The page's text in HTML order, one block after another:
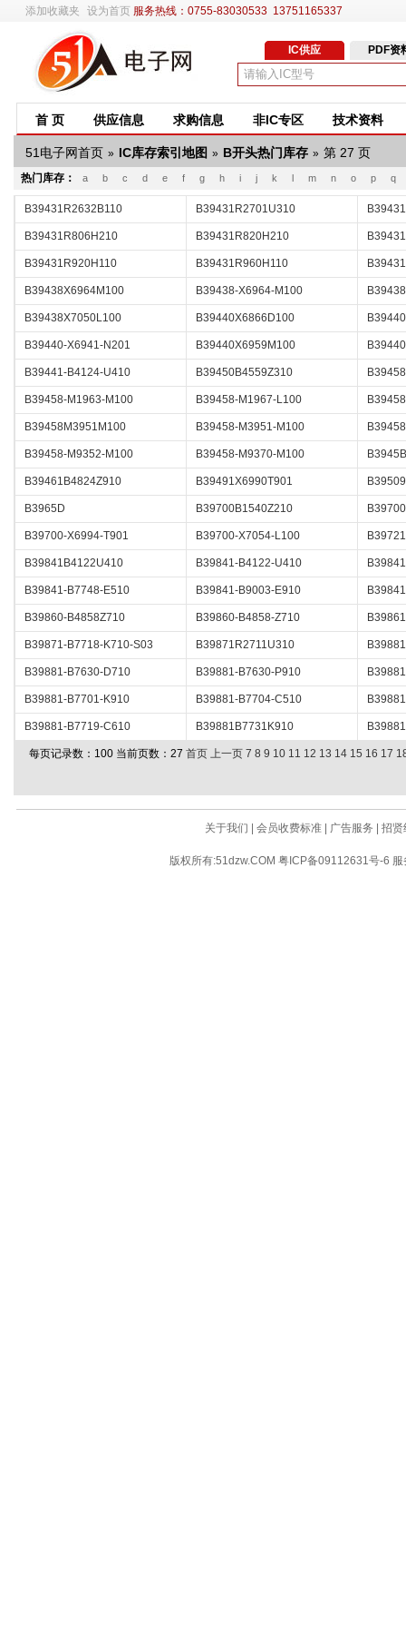
添加收藏夹 设为首页 服务热线：0755-83030533 13751165337
IC供应 PDF资
首 页 供应信息 求购信息 非IC专区 技术资料
51电子网首页 » IC库存索引地图 » B开头热门库存 » 第 27 页
热门库存： a b c d e f g h i j k l m n o p q
B39431R2632B110 B39431R2701U310
B39431R806H210 B39431R820H210
B39431R920H110 B39431R960H110
B39438X6964M100 B39438-X6964-M100
B39438X7050L100 B39440X6866D100
B39440-X6941-N201 B39440X6959M100
B39441-B4124-U410 B39450B4559Z310
B39458-M1963-M100 B39458-M1967-L100
B39458M3951M100 B39458-M3951-M100
B39458-M9352-M100 B39458-M9370-M100
B39461B4824Z910 B39491X6990T901
B3965D B39700B1540Z210
B39700-X6994-T901 B39700-X7054-L100
B39841B4122U410 B39841-B4122-U410
B39841-B7748-E510 B39841-B9003-E910
B39860-B4858Z710 B39860-B4858-Z710
B39871-B7718-K710-S03 B39871R2711U310
B39881-B7630-D710 B39881-B7630-P910
B39881-B7701-K910 B39881-B7704-C510
B39881-B7719-C610 B39881B7731K910
每页记录数：100 当前页数：27 首页 上一页 7 8 9 10 11 12 13 14 15 16 17
关于我们 会员收费标准 广告服务 招贤
版权所有:51dzw.COM 粤ICP备09112631号-6 服